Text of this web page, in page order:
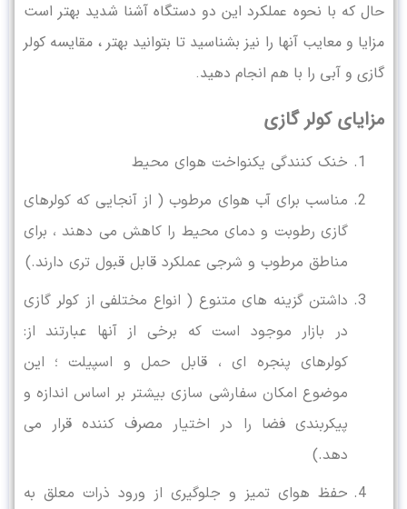
حال که با نحوه عملکرد این دو دستگاه آشنا شدید بهتر است
مزایا و معایب آنها را نیز بشناسید تا بتوانید بهتر ، مقایسه کولر
گازی و آبی را با هم انجام دهید.
مزایای کولر گازی
خنک کنندگی یکنواخت هوای محیط
مناسب برای آب هوای مرطوب ( از آنجایی که کولرهای
گازی رطوبت و دمای محیط را کاهش می دهند ، برای
مناطق مرطوب و شرجی عملکرد قابل قبول تری دارند.)
داشتن گزینه های متنوع ( انواع مختلفی از کولر گازی
در بازار موجود است که برخی از آنها عبارتند از:
کولرهای پنجره ای ، قابل حمل و اسپیلت ؛ این
موضوع امکان سفارشی سازی بیشتر بر اساس اندازه و
پیکربندی فضا را در اختیار مصرف کننده قرار می
دهد.)
حفظ هوای تمیز و جلوگیری از ورود ذرات معلق به